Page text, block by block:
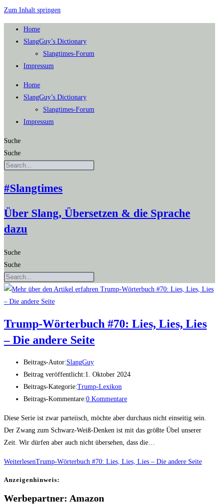
Zum Inhalt springen
Home
SlangGuy’s Dic­tion­a­ry
Slang­times-Forum
Impres­sum
Home
SlangGuy’s Dic­tion­a­ry
Slang­times-Forum
Impres­sum
Suche
Suche
#Slangtimes
Über Slang, Übersetzen & die Sprache
dazu
Suche
Suche
Trump-Wör­ter­buch #70: Lies, Lies, Lies
– Die ande­re Seite
Beitrags-Autor:SlangGuy
Beitrag veröffentlicht:1. Oktober 2024
Beitrags-Kategorie:Trump-Lexikon
Beitrags-Kommentare:0 Kommentare
Diese Serie ist zwar parteiisch, möchte aber durchaus nicht einseitig sein.
Der Zwang zum Schwarz-Weiß-Denken ist mit das größte Übel unserer
Zeit. Wir dürfen aber auch nicht übersehen, dass die…
WeiterlesenTrump-Wör­ter­buch #70: Lies, Lies, Lies – Die ande­re Seite
Anzei­gen­hin­weis:
Werbepartner: Amazon